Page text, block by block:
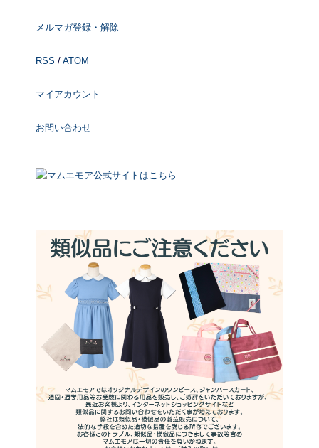
メルマガ登録・解除
RSS / ATOM
マイアカウント
お問い合わせ
マムエモア公式サイトはこちら